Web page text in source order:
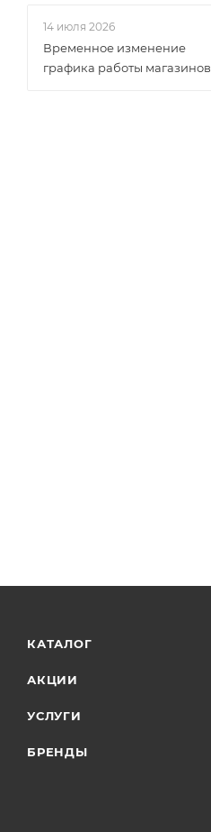
Компрессор
Провода
Прокладки
Ремень поликлиновой
14 июля 2026
Временное изменение
графика работы магазинов
КАТАЛОГ
АКЦИИ
УСЛУГИ
БРЕНДЫ